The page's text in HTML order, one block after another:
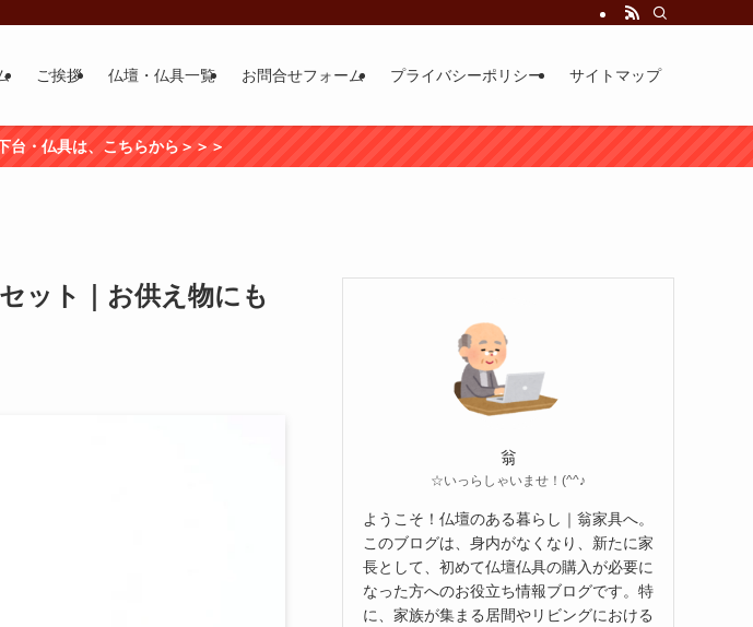
ご挨拶 仏壇・仏具一覧 お問合せフォーム プライバシーポリシー サイトマップ
・仏具は、こちらから＞＞＞
ット｜お供え物にも
翁
☆いっらしゃいませ！(^^♪
ようこそ！仏壇のある暮らし｜翁家具へ。
このブログは、身内がなくなり、新たに家
長として、初めて仏壇仏具の購入が必要に
なった方へのお役立ち情報ブログです。特
に、家族が集まる居間やリビングにおける